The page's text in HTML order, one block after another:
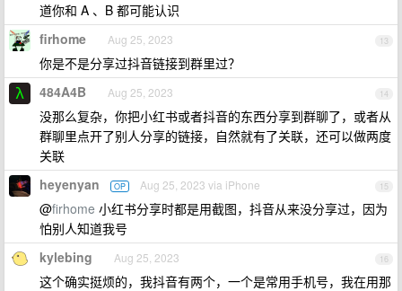
道你和 A 、B 都可能认识
13
firhome Aug 25, 2023
你是不是分享过抖音链接到群里过？
14
484A4B Aug 25, 2023
没那么复杂，你把小红书或者抖音的东西分享到群聊了，或者从
群聊里点开了别人分享的链接，自然就有了关联，还可以做两度
关联
15
heyenyan OP Aug 25, 2023 via iPhone
@firhome 小红书分享时都是用截图，抖音从来没分享过，因为
怕别人知道我号
16
kylebing Aug 25, 2023
这个确实挺烦的，我抖音有两个，一个是常用手机号，我在用那